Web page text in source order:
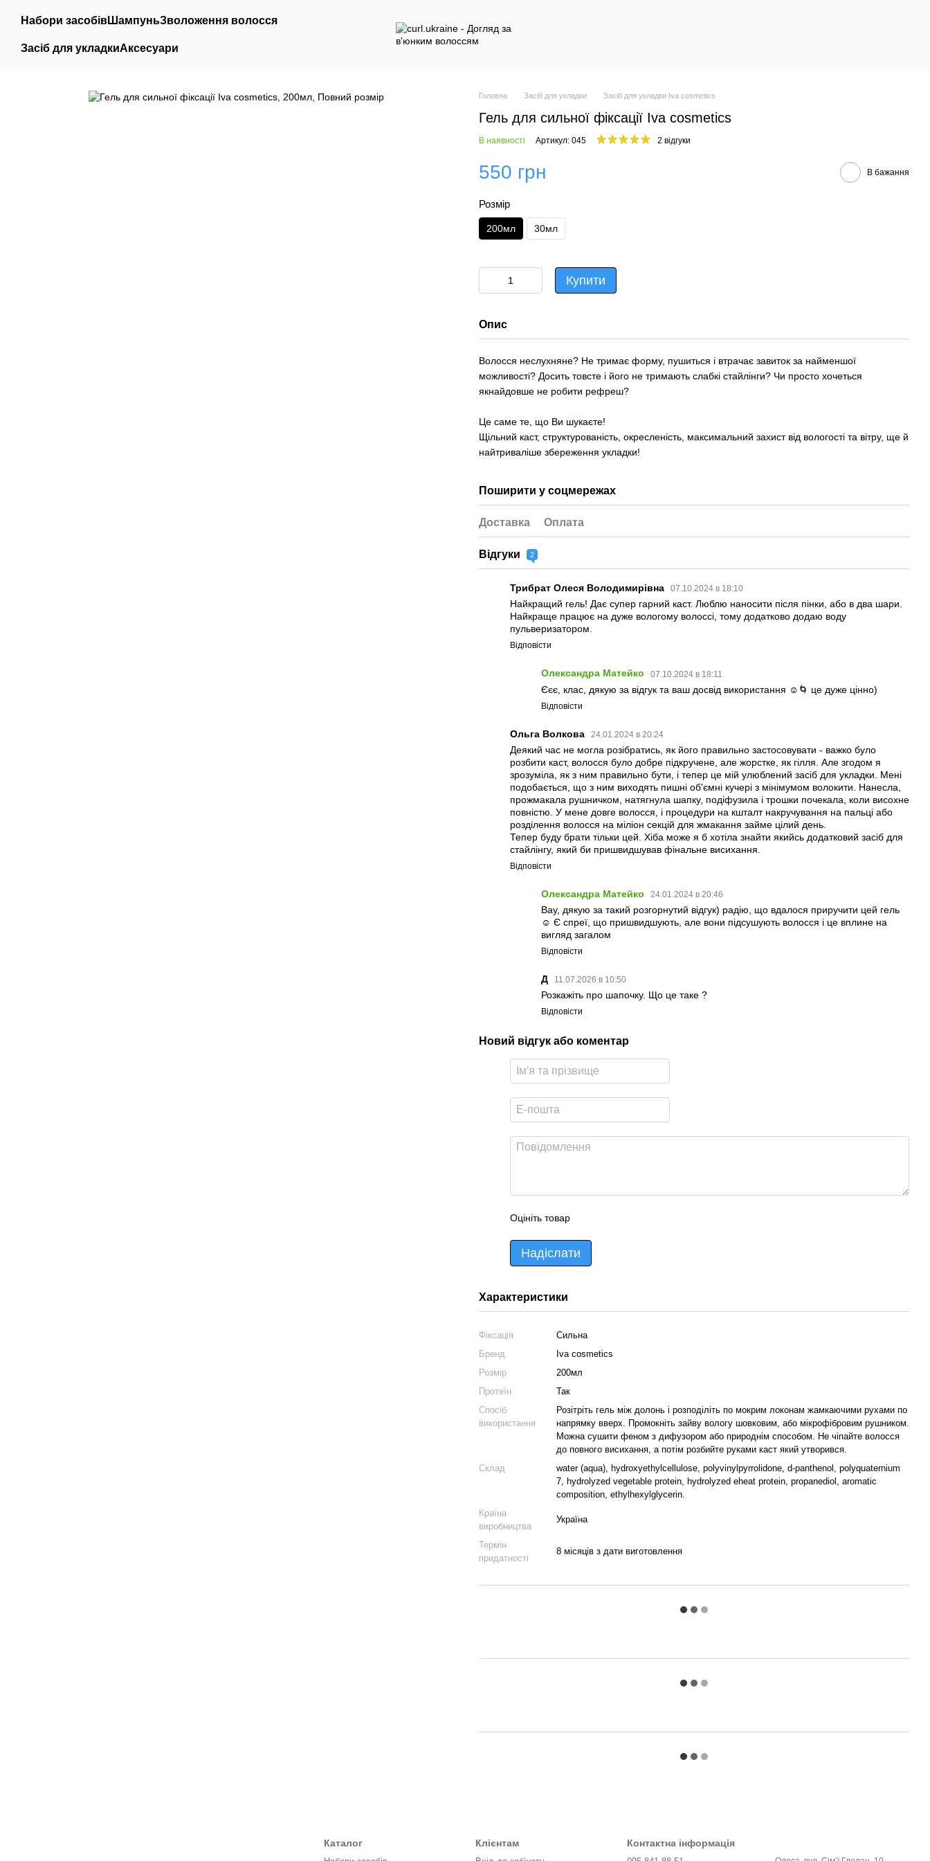
Набори засобівШампуньЗволоження волосся
Засіб для укладкиАксесуари
Головна Засіб для укладки Засіб для укладки Iva cosmetics
Гель для сильної фіксації Iva cosmetics
В наявності Артикул: 045 2 відгуки
550 грн В бажання
Розмір
200мл 30мл
Купити
Опис
Волосся неслухняне? Не тримає форму, пушиться і втрачає завиток за найменшої
можливості? Досить товсте і його не тримають слабкі стайлінги? Чи просто хочеться
якнайдовше не робити рефреш?
Це саме те, що Ви шукаєте!
Щільний каст, структурованість, окресленість, максимальний захист від вологості та вітру, ще й
найтриваліше збереження укладки!
Поширити у соцмережах
Доставка Оплата
Відгуки 2
Трибрат Олеся Володимирівна 07.10.2024 в 18:10
Найкращий гель! Дає супер гарний каст. Люблю наносити після пінки, або в два шари.
Найкраще працює на дуже вологому волоссі, тому додатково додаю воду
пульверизатором.
Відповісти
Олександра Матейко 07.10.2024 в 18:11
Єєє, клас, дякую за відгук та ваш досвід використання ☺️🌀 це дуже цінно)
Відповісти
Ольга Волкова 24.01.2024 в 20:24
Деякий час не могла розібратись, як його правильно застосовувати - важко було
розбити каст, волосся було добре підкручене, але жорстке, як гілля. Але згодом я
зрозуміла, як з ним правильно бути, і тепер це мій улюблений засіб для укладки. Мені
подобається, що з ним виходять пишні об'ємні кучері з мінімумом волокити. Нанесла,
прожмакала рушничком, натягнула шапку, подіфузила і трошки почекала, коли висохне
повністю. У мене довге волосся, і процедури на кшталт накручування на пальці або
розділення волосся на міліон секцій для жмакання займе цілий день.
Тепер буду брати тільки цей. Хіба може я б хотіла знайти якийсь додатковий засіб для
стайлінгу, який би пришвидшував фінальне висихання.
Відповісти
Олександра Матейко 24.01.2024 в 20:46
Вау, дякую за такий розгорнутий відгук) радію, що вдалося приручити цей гель
☺️ Є спреї, що пришвидшують, але вони підсушують волосся і це вплине на
вигляд загалом
Відповісти
Д 11.07.2026 в 10:50
Розкажіть про шапочку. Що це таке ?
Відповісти
Новий відгук або коментар
Оцініть товар
Надіслати
Характеристики
Фіксація
Сильна
Бренд
Iva cosmetics
Розмір
200мл
Протеїн
Так
Спосіб
використання
Розітріть гель між долонь і розподіліть по мокрим локонам жамкаючими рухами по
напрямку вверх. Промокніть зайву вологу шовковим, або мікрофібровим рушником.
Можна сушити феном з дифузором або природнім способом. Не чіпайте волосся
до повного висихання, а потім розбийте руками каст який утворився.
Склад
water (aqua), hydroxyethylcellulose, polyvinylpyrrolidone, d-panthenol, polyquaternium
7, hydrolyzed vegetable protein, hydrolyzed eheat protein, propanediol, aromatic
composition, ethylhexylglycerin.
Країна
виробництва
Україна
Термін
придатності
8 місяців з дати виготовлення
Каталог Клієнтам Контактна інформація